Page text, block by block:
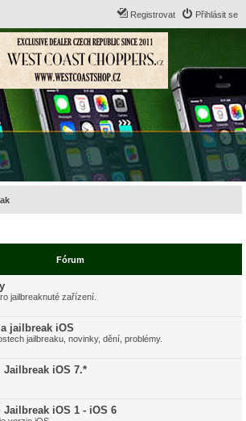
Přihlásit se
Registrovat
Fórum
jailbreaknuté zařízení.
jailbreak iOS
jailbreaku, novinky, dění, problémy.
iOS 7.*
iOS 1 - iOS 6